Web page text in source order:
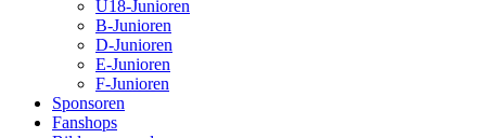
U18-Junioren
B-Junioren
D-Junioren
E-Junioren
F-Junioren
Sponsoren
Fanshops